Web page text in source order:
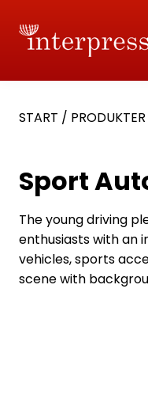
START / PRODUKTER
Sport
The young driving
enthusiasts with an
vehicles, sports
scene with